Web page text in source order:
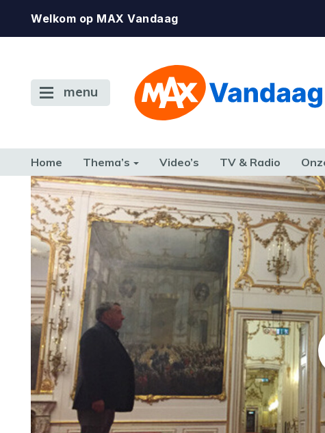
Welkom op MAX Vandaag
menu
Home Thema’s Video’s TV & Radio
CONSUMENT ETEN & DRINKEN FAMILIE & RELATIE GELD, WERK
TERUG NAAR TOEN